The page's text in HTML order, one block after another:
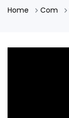
Home Com